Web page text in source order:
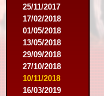
25/11/2017
17/02/2018
01/05/2018
13/05/2018
29/09/2018
27/10/2018
10/11/2018
16/03/2019